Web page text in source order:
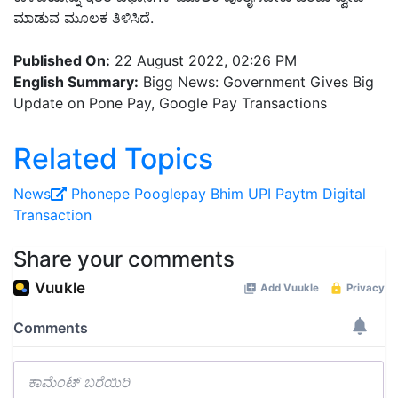
ಮಾಡುವ ಮೂಲಕ ತಿಳಿಸಿದೆ.
Published On: 22 August 2022, 02:26 PM
English Summary: Bigg News: Government Gives Big
Update on Pone Pay, Google Pay Transactions
Related Topics
News Phonepe Pooglepay Bhim UPI Paytm Digital
Transaction
Share your comments